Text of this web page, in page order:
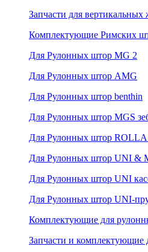
Запчасти для вертикальных
Комплектующие Римских
Для Рулонных штор MG 2
Для Рулонных штор AMG
Для Рулонных штор benthin
Для Рулонных штор MGS
Для Рулонных штор ROLLA
Для Рулонных штор UNI &
Для Рулонных штор UNI
Для Рулонных штор UNI-
Комплектующие для
Запчасти и комплектующие